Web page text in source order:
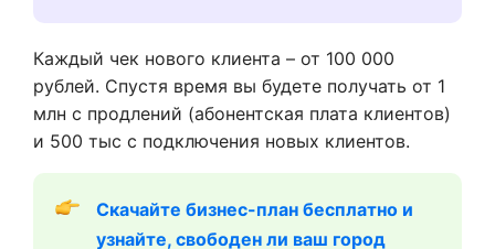
Каждый чек нового клиента – от 100 000
рублей. Спустя время вы будете получать от 1
млн с продлений (абонентская плата клиентов)
и 500 тыс с подключения новых клиентов.
Скачайте бизнес-план бесплатно и
узнайте, свободен ли ваш город